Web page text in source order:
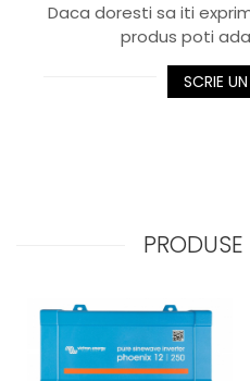
Daca doresti sa iti
produs poti
SCRIE